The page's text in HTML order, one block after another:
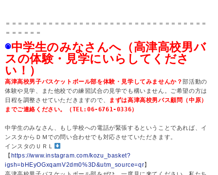
＝＝＝＝＝＝＝＝＝＝＝＝＝＝＝＝＝＝＝＝＝＝＝＝＝＝＝＝＝＝＝＝＝
＝＝＝＝＝＝
◉中学生のみなさんへ（高津高校男バ
スの体験・見学にいらしてくださ
い！）
高津高校男子バスケットボール部を体験・見学してみませんか？部活動の
体験や見学、また他校での練習試合の見学でも構いません。ご希望の方は
日程を調整させていただきますので、
まずは高津高校男バス顧問（中原）
までご連絡ください。（TEL:06-6761-0336）
中学生のみなさん、もし学校への電話が緊張するということであれば、イ
ンスタからＤＭでの問い合わせでも対応させていただきます。
インスタのＵＲＬ
【 https://www.instagram.com/kozu_basket?
igsh=bHEyOGxqamV2dm0%3D&utm_source=qr】